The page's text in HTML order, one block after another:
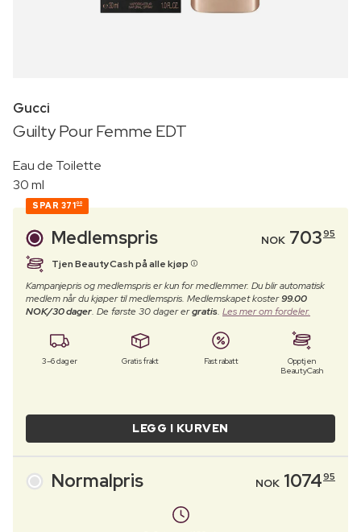
Gucci
Guilty Pour Femme EDT
Eau de Toilette
30 ml
SPAR 37100
Medlemspris NOK 70395
Tjen BeautyCash på alle kjøp
Kampanjepris og medlemspris er kun for medlemmer. Du blir automatisk
medlem når du kjøper til medlemspris. Medlemskapet koster99.00
NOK/30 dager. De første 30 dager ergratis. Les mer om fordeler.
3–6 dager Gratis frakt Fast rabatt
Opptjen
BeautyCash
LEGG I KURVEN
Normalpris NOK 107495